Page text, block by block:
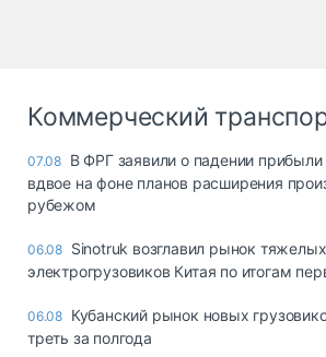
Коммерческий
07.08 В ФРГ заявили о падении прибыли
вдвое на фоне планов расширения
рубежом
06.08 Sinotruk возглавил рынок тяжелых
электрогрузовиков Китая по итогам
06.08 Кубанский рынок новых
треть за полгода